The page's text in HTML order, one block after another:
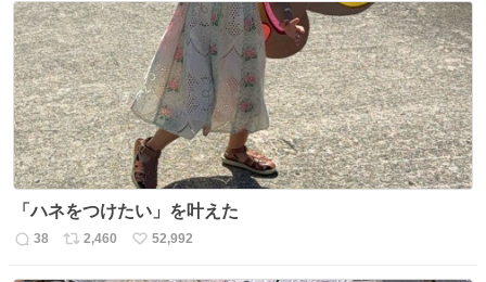
数
ス
ト
数
ね
数
「ハネをつけたい」を叶えた
返
38
リ
2,460
い
52,992